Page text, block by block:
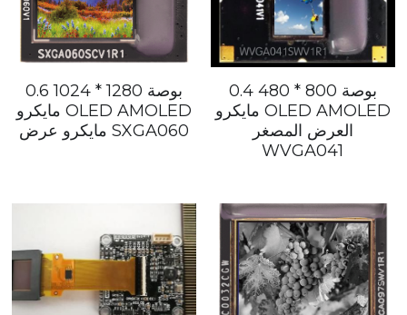
كاميرا حرارية محمولة
نظام حمولة الطائرات بدون طيار
تحميل
مدونة
Search
English
Türkçe
اتصل بنا
0.6 بوصة 1280 * 1024
مايكرو OLED AMOLED
مايكرو عرض SXGA060
0.4 بوصة 800 * 480
مايكرو OLED AMOLED
العرض المصغر
WVGA041